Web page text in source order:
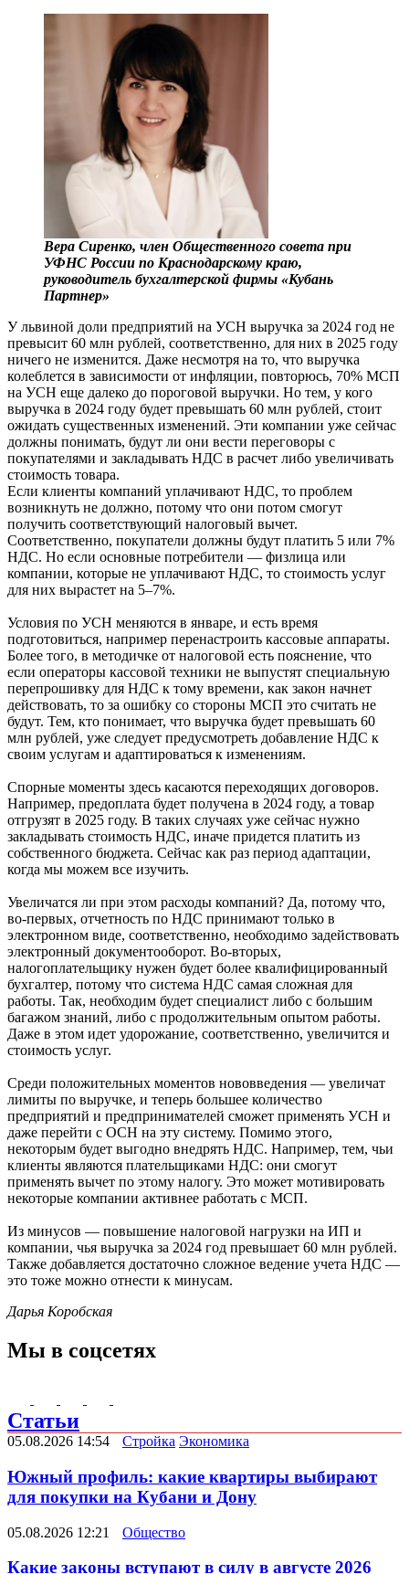
Вера Сиренко, член Общественного совета при
УФНС России по Краснодарскому краю,
руководитель бухгалтерской фирмы «Кубань
Партнер»
У львиной доли предприятий на УСН выручка за 2024 год не
превысит 60 млн рублей, соответственно, для них в 2025 году
ничего не изменится. Даже несмотря на то, что выручка
колеблется в зависимости от инфляции, повторюсь, 70% МСП
на УСН еще далеко до пороговой выручки. Но тем, у кого
выручка в 2024 году будет превышать 60 млн рублей, стоит
ожидать существенных изменений. Эти компании уже сейчас
должны понимать, будут ли они вести переговоры с
покупателями и закладывать НДС в расчет либо увеличивать
стоимость товара.
Если клиенты компаний уплачивают НДС, то проблем
возникнуть не должно, потому что они потом смогут
получить соответствующий налоговый вычет.
Соответственно, покупатели должны будут платить 5 или 7%
НДС. Но если основные потребители — физлица или
компании, которые не уплачивают НДС, то стоимость услуг
для них вырастет на 5–7%.
Условия по УСН меняются в январе, и есть время
подготовиться, например перенастроить кассовые аппараты.
Более того, в методичке от налоговой есть пояснение, что
если операторы кассовой техники не выпустят специальную
перепрошивку для НДС к тому времени, как закон начнет
действовать, то за ошибку со стороны МСП это считать не
будут. Тем, кто понимает, что выручка будет превышать 60
млн рублей, уже следует предусмотреть добавление НДС к
своим услугам и адаптироваться к изменениям.
Спорные моменты здесь касаются переходящих договоров.
Например, предоплата будет получена в 2024 году, а товар
отгрузят в 2025 году. В таких случаях уже сейчас нужно
закладывать стоимость НДС, иначе придется платить из
собственного бюджета. Сейчас как раз период адаптации,
когда мы можем все изучить.
Увеличатся ли при этом расходы компаний? Да, потому что,
во-первых, отчетность по НДС принимают только в
электронном виде, соответственно, необходимо задействовать
электронный документооборот. Во-вторых,
налогоплательщику нужен будет более квалифицированный
бухгалтер, потому что система НДС самая сложная для
работы. Так, необходим будет специалист либо с большим
багажом знаний, либо с продолжительным опытом работы.
Даже в этом идет удорожание, соответственно, увеличится и
стоимость услуг.
Среди положительных моментов нововведения — увеличат
лимиты по выручке, и теперь большее количество
предприятий и предпринимателей сможет применять УСН и
даже перейти с ОСН на эту систему. Помимо этого,
некоторым будет выгодно внедрять НДС. Например, тем, чьи
клиенты являются плательщиками НДС: они смогут
применять вычет по этому налогу. Это может мотивировать
некоторые компании активнее работать с МСП.
Из минусов — повышение налоговой нагрузки на ИП и
компании, чья выручка за 2024 год превышает 60 млн рублей.
Также добавляется достаточно сложное ведение учета НДС —
это тоже можно отнести к минусам.
Дарья Коробская
Мы в соцсетях
Статьи
05.08.2026 14:54 Стройка Экономика
Южный профиль: какие квартиры выбирают
для покупки на Кубани и Дону
05.08.2026 12:21 Общество
Какие законы вступают в силу в августе 2026